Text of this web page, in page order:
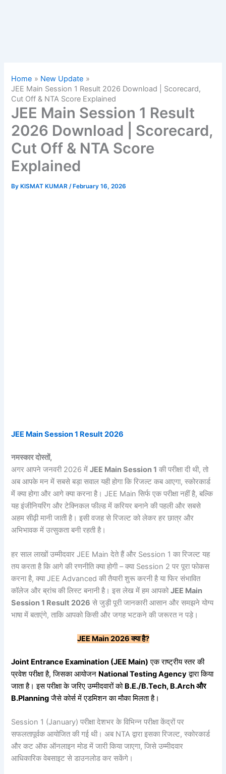
Home
New Update
JEE Main Session 1 Result 2026 Download | Scorecard,
Cut Off & NTA Score Explained
JEE Main Session 1 Result
2026 Download | Scorecard,
Cut Off & NTA Score
Explained
By KISMAT KUMAR/ February 16, 2026
JEE Main Session 1 Result 2026
नमस्कारदोस्तों,
अगर आपने जनवरी 2026 मेंJEE Main Session 1 की परीक्षा दी थी, तो
अब आपके मन में सबसे बड़ा सवाल यही होगा कि रिजल्ट कब आएगा, स्कोरकार्ड
में क्या होगा और आगे क्या करना है। JEE Main सिर्फ एक परीक्षा नहीं है, बल्कि
यह इंजीनियरिंग और टेक्निकल फील्ड में करियर बनाने की पहली और सबसे
अहम सीढ़ी मानी जाती है। इसी वजह से रिजल्ट को लेकर हर छात्र और
अभिभावक में उत्सुकता बनी रहती है।
हर साल लाखों उम्मीदवार JEE Main देते हैं और Session 1 का रिजल्ट यह
तय करता है कि आगे की रणनीति क्या होगी – क्या Session 2 पर पूरा फोकस
करना है, क्या JEE Advanced की तैयारी शुरू करनी है या फिर संभावित
कॉलेज और ब्रांच की लिस्ट बनानी है। इस लेख में हम आपकोJEE Main
Session 1 Result 2026 से जुड़ी पूरी जानकारी आसान और समझने योग्य
भाषा में बताएंगे, ताकि आपको किसी और जगह भटकने की जरूरत न पड़े।
JEE Main 2026क्याहै?
Joint Entrance Examination (JEE Main) एक राष्ट्रीय स्तर की
प्रवेश परीक्षा है, जिसका आयोजन National Testing Agencyद्वारा किया
जाता है। इस परीक्षा के जरिए उम्मीदवारों को B.E./B.Tech, B.Archऔर
B.Planningजैसे कोर्स में एडमिशन का मौका मिलता है।
Session 1 (January) परीक्षा देशभर के विभिन्न परीक्षा केंद्रों पर
सफलतापूर्वक आयोजित की गई थी। अब NTA द्वारा इसका रिजल्ट, स्कोरकार्ड
और कट ऑफ ऑनलाइन मोड में जारी किया जाएगा, जिसे उम्मीदवार
आधिकारिक वेबसाइट से डाउनलोड कर सकेंगे।